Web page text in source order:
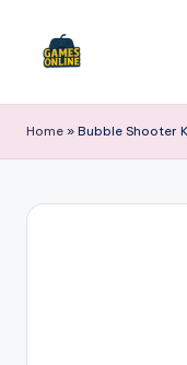
B
Home » Bubble Shooter